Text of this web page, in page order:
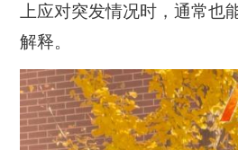
上应对突发情况时，通常也
解释。